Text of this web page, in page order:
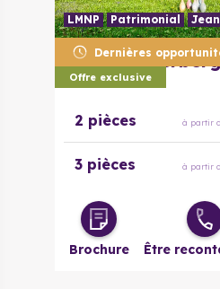
Dernières
Offre exclusive
LMNP Patrimonial
85260
Cœur Adelis
2 pièces à partir
3 pièces à partir
Brochure Être